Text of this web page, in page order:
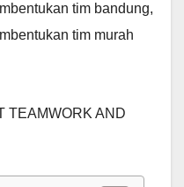
tim bandung,
tim murah
TEAMWORK AND